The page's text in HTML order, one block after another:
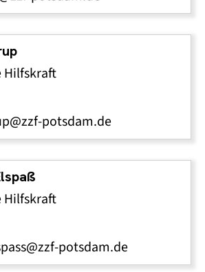
Hilfskraft
potsdam.de
Hilfskraft
potsdam.de